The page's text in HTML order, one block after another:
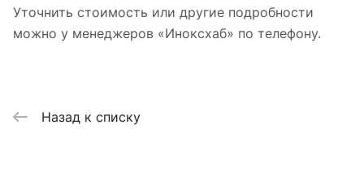
Уточнить стоимость или другие подробности
можно у менеджеров «Иноксхаб» по телефону.
Назад к списку